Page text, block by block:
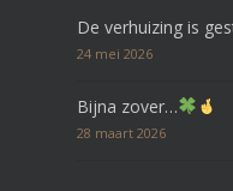
De verhuizing is
24 mei 2026
Bijna zover…
28 maart 2026